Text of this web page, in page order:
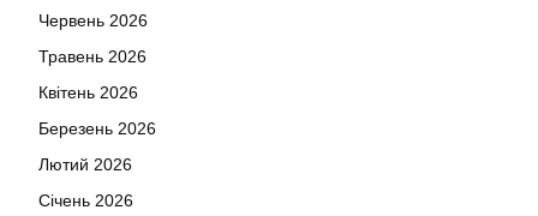
Червень 2026
Травень 2026
Квітень 2026
Березень 2026
Лютий 2026
Січень 2026